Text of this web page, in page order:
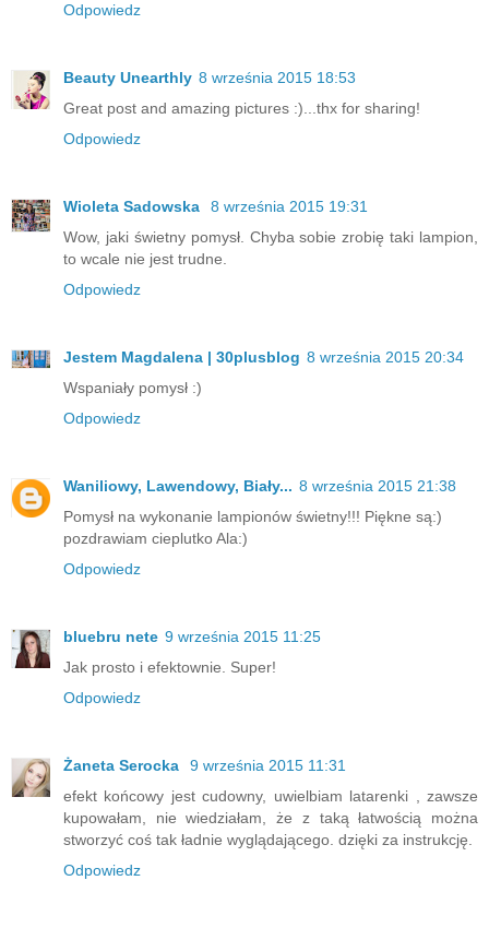
Odpowiedz
Beauty Unearthly 8 września 2015 18:53
Great post and amazing pictures :)...thx for sharing!
Odpowiedz
Wioleta Sadowska
8 września 2015 19:31
Wow, jaki świetny pomysł. Chyba sobie zrobię taki lampion,
to wcale nie jest trudne.
Odpowiedz
Jestem Magdalena | 30plusblog 8 września 2015 20:34
Wspaniały pomysł :)
Odpowiedz
Waniliowy, Lawendowy, Biały... 8 września 2015 21:38
Pomysł na wykonanie lampionów świetny!!! Piękne są:)
pozdrawiam cieplutko Ala:)
Odpowiedz
bluebru nete 9 września 2015 11:25
Jak prosto i efektownie. Super!
Odpowiedz
Żaneta Serocka
9 września 2015 11:31
efekt końcowy jest cudowny, uwielbiam latarenki , zawsze
kupowałam, nie wiedziałam, że z taką łatwością można
stworzyć coś tak ładnie wyglądającego. dzięki za instrukcję.
Odpowiedz